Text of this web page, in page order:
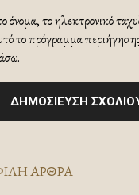
όνομα, το ηλεκτρονικό
το πρόγραμμα
ΑΡΘΡΑ